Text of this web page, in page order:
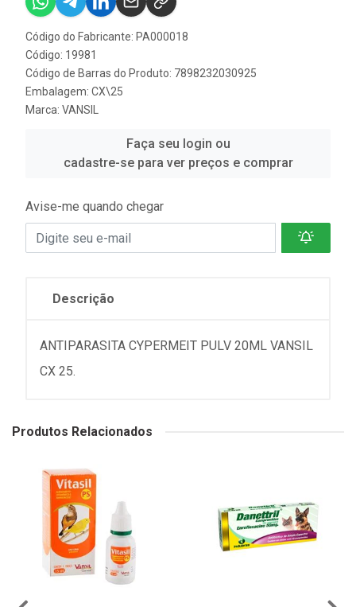
Código do Fabricante: PA000018
Código: 19981
Código de Barras do Produto: 7898232030925
Embalagem: CX\25
Marca: VANSIL
Faça seu login ou
cadastre-se para ver preços e comprar
Avise-me quando chegar
Descrição
ANTIPARASITA CYPERMEIT PULV 20ML VANSIL
CX 25.
Produtos Relacionados